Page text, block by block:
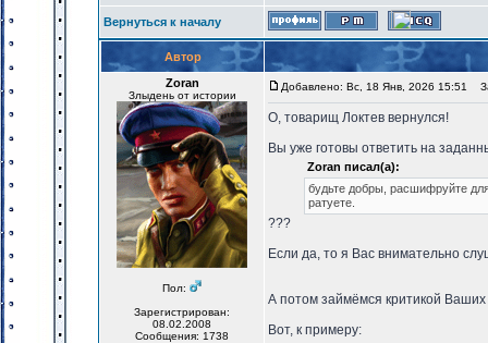
Вернуться к началу
Автор
Zoran
Злыдень от истории
Пол:
Зарегистрирован:
08.02.2008
Сообщения: 1738
Добавлено: Вс, 18 Янв, 2026 15:51
О, товарищ Локтев вернулся!
Вы уже готовы ответить на
Zoran писал(а):
будьте добры, расшифруйте
ратуете.
???
Если да, то я Вас внимательно
А потом займёмся критикой
Вот, к примеру: